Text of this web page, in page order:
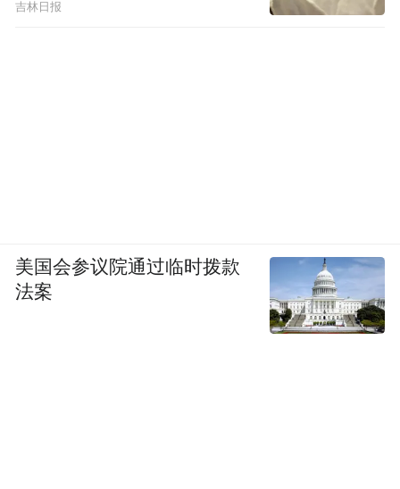
吉林日报
美国会参议院通过临时拨款
法案